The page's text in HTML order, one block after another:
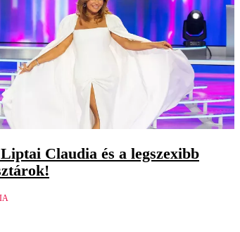
Claudia és a legszexibb